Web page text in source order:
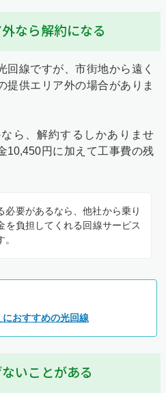
なら解約になる
回線ですが、市街地から遠く
提供エリア外の場合がありま
ら、解約するしかありませ
10,450円に加えて工事費の残
必要があるなら、他社から乗り
を負担してくれる回線サービス
おすすめの光回線
いことがある